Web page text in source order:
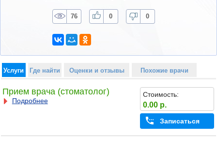
76 0 0
Услуги Где найти Оценки и отзывы Похожие врачи
Прием врача (стоматолог)
Подробнее
Стоимость:
0.00 р.
Записаться